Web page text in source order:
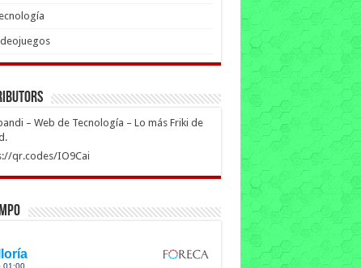
– Web de Tecnología – Lo más Friki de
qr.codes/IO9Cai